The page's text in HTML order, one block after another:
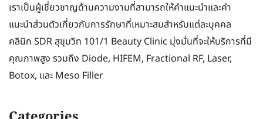
เราเป็นผู้เชี่ยวชาญด้านความงามที่สามารถให้คำแนะนำและคำ
แนะนำส่วนตัวเกี่ยวกับการรักษาที่เหมาะสมสำหรับแต่ละบุคคล
คลินิก SDR สุขุมวิท 101/1 Beauty Clinic มุ่งมั่นที่จะให้บริการที่มี
คุณภาพสูง รวมถึง Diode, HIFEM, Fractional RF, Laser,
Botox, และ Meso Filler